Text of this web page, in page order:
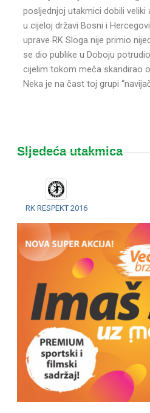
posljednjoj utakmici dobili
u cijeloj državi Bosni i
uprave RK Sloga nije primio
se dio publike u Doboju
cijelim tokom meča skandirao
Neka je na čast toj grupi
Sljedeća utakmica
RK RESPEKT 2016